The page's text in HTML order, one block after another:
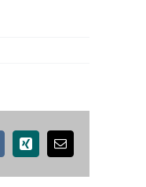
Xing
Correo
electrónico